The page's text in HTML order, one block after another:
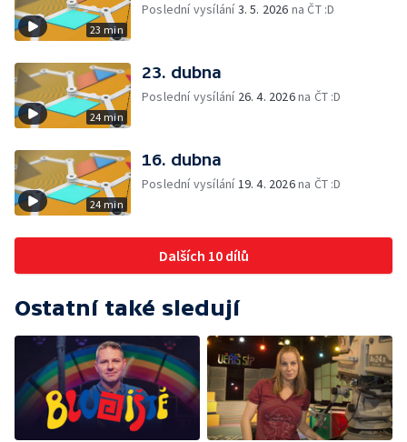
23 min
Poslední vysílání3. 5. 2026 na ČT :D
24 min
23. dubna
Poslední vysílání 26. 4. 2026na ČT :D
24 min
16. dubna
Poslední vysílání19. 4. 2026na ČT :D
Dalších 10 dílů
Ostatní také sledují